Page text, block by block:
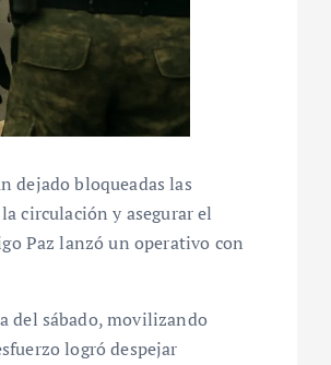
dejado bloqueadas las
circulación y asegurar el
Paz lanzó un operativo con
del sábado, movilizando
logró despejar